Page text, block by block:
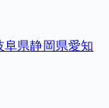
阜県静岡県愛知